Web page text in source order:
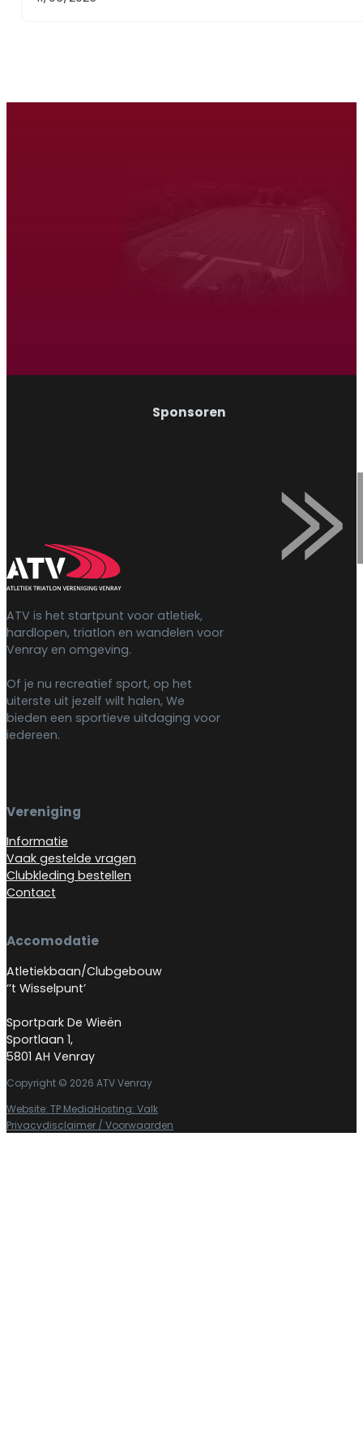
Sponsoren
ATV is het startpunt voor atletiek,
hardlopen, triatlon en wandelen voor
Venray en omgeving.
Of je nu recreatief sport, op het
uiterste uit jezelf wilt halen, We
bieden een sportieve uitdaging voor
iedereen.
Vereniging
Informatie
Vaak gestelde vragen
Clubkleding bestellen
Contact
Accomodatie
Atletiekbaan/Clubgebouw
‘’t Wisselpunt’
Sportpark De Wieën
Sportlaan 1,
5801 AH Venray
Copyright © 2026 ATV Venray
Website: TP MediaHosting: Valk
Privacydisclaimer / Voorwaarden